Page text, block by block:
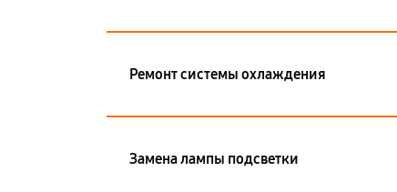
Ремонт системы охлаждения
Замена лампы подсветки